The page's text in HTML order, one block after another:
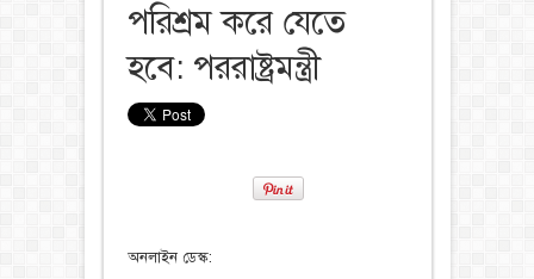
পরিশ্রম করে যেতে
হবে: পররাষ্ট্রমন্ত্রী
অনলাইন ডেস্ক: